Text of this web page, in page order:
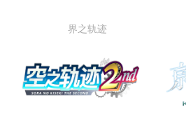
界之轨迹